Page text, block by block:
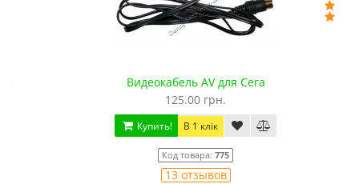
Видеокабель AV для Сега
125.00 грн.
Купить! В 1 клік
Код товара:775
13 отзывов